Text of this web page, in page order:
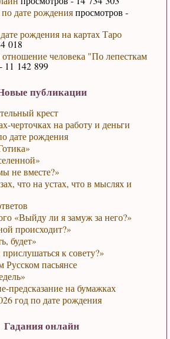
дате рожденияпросмотров -
рождения на картах Таро
018
человека "По лепесткам
11 142 899
публикации
крест
черточках на работу и деньги
дате рождения
не вместе?»
что на устах, что в мыслях и
«Выйду ли я замуж за него?»
происходит?»
будет»
к совету?»
Русском пасьянсе
предсказание на бумажках
год по дате рождения
Гадания онлайн